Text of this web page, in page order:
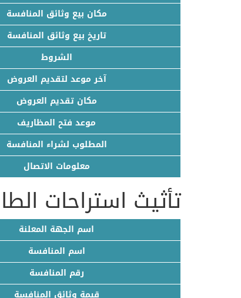
مكان بيع وثائق المنافسة
تاريخ بيع وثائق المنافسة
الشروط
آخر موعد لتقديم العروض
مكان تقديم العروض
موعد فتح المظاريف
المطلوب لشراء المنافسة
معلومات الاتصال
تأثيث استراحات
اسم الجهة المعلنة
اسم المنافسة
رقم المنافسة
قيمة وثائق المنافسة